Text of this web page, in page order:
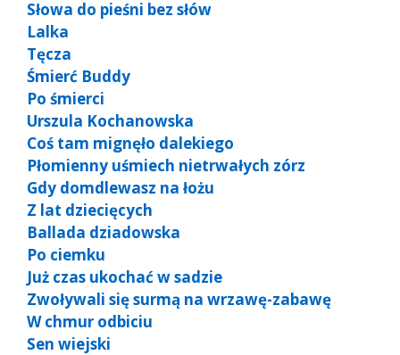
Słowa do pieśni bez słów
Lalka
Tęcza
Śmierć Buddy
Po śmierci
Urszula Kochanowska
Coś tam mignęło dalekiego
Płomienny uśmiech nietrwałych zórz
Gdy domdlewasz na łożu
Z lat dziecięcych
Ballada dziadowska
Po ciemku
Już czas ukochać w sadzie
Zwoływali się surmą na wrzawę-zabawę
W chmur odbiciu
Sen wiejski